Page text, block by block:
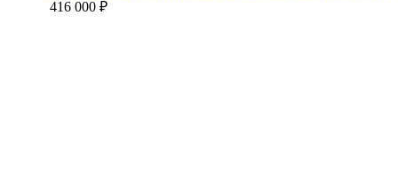
416 000 ₽